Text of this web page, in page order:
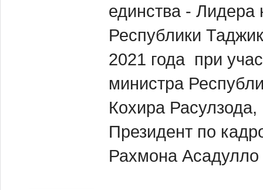
единства - Лидера
Республики
2021 года при
министра
Кохира
Президент по
Рахмона